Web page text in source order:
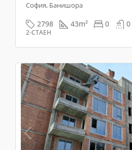
София, Банишора
2798 43m² 0 0
2-СТАЕН